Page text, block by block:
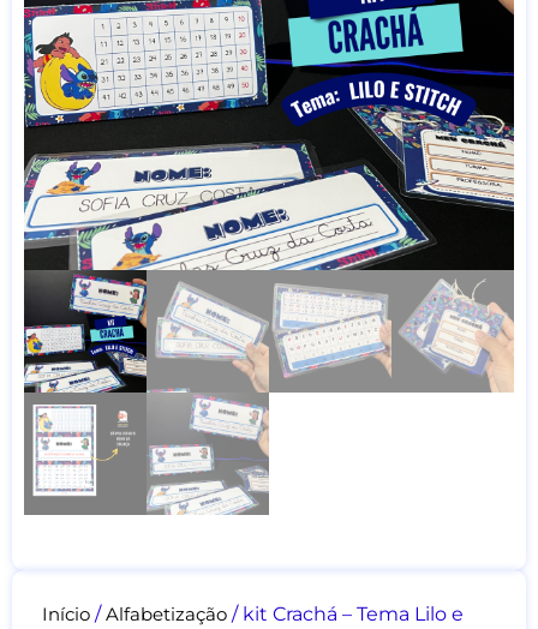
Início /Alfabetização / kit Crachá – Tema Lilo e